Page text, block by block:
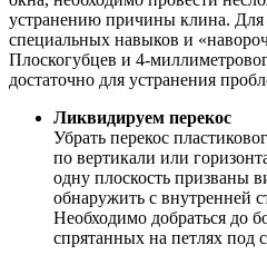
устранению причины клина. Для
специальных навыков и
Плоскогубцев и 4-
достаточно для устранения
Ликвидируем перекос
Убрать перекос
по вертикали или
одну плоскость призваны
обнаружить с внутренней
Необходимо добраться до
спрятанных на петлях под